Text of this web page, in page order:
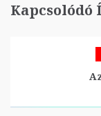
Kapcsolódó